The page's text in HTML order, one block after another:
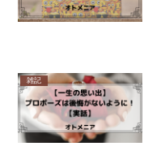
雑記